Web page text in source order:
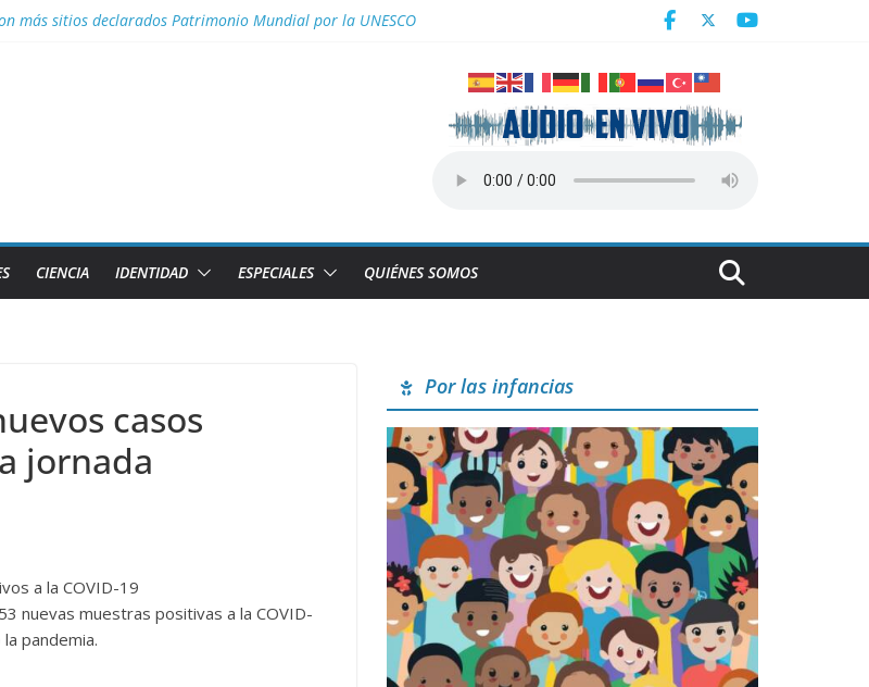
los 2 caibarienenses fallecidos y el lesionado en el derrumbe de la ESBEC 1, en Remedios
Puentes Pérez en el pentatlón moderno de los Juegos Centroamericanos
importar vehículos e impulsar la movilidad eléctrica en Cuba
CIENCIA IDENTIDAD ESPECIALES QUIÉNES SOMOS
casos
jornada
nuevas muestras positivas a la COVID-
pandemia.
Por las infancias